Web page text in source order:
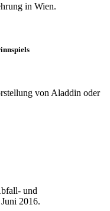
in Wien.
von Aladdin oder
und
2016.